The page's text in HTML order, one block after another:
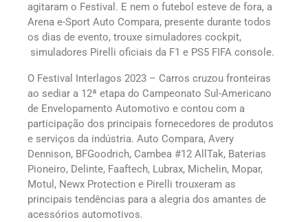
agitaram o Festival. E nem o futebol esteve de fora, a
Arena e-Sport Auto Compara, presente durante todos
os dias de evento, trouxe simuladores cockpit,
simuladores Pirelli oficiais da F1 e PS5 FIFA console.
O Festival Interlagos 2023 – Carros cruzou fronteiras
ao sediar a 12ª etapa do Campeonato Sul-Americano
de Envelopamento Automotivo e contou com a
participação dos principais fornecedores de produtos
e serviços da indústria. Auto Compara, Avery
Dennison, BFGoodrich, Cambea #12 AllTak, Baterias
Pioneiro, Delinte, Faaftech, Lubrax, Michelin, Mopar,
Motul, Newx Protection e Pirelli trouxeram as
principais tendências para a alegria dos amantes de
acessórios automotivos.